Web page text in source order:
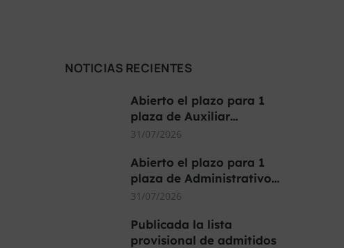
NOTICIAS RECIENTES
Abierto el plazo para 1
plaza de Auxiliar…
31/07/2026
Abierto el plazo para 1
plaza de Administrativo…
31/07/2026
Publicada la lista
provisional de admitidos